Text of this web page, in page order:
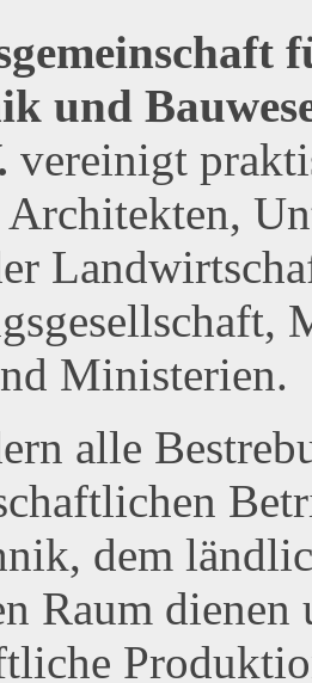
und
vereinigt
Ministerien.
alle
dem
Raum dienen